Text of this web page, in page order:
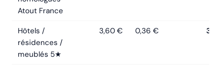
Atout France
Hôtels /
résidences /
meublés 5★
3,60 € 0,36 €